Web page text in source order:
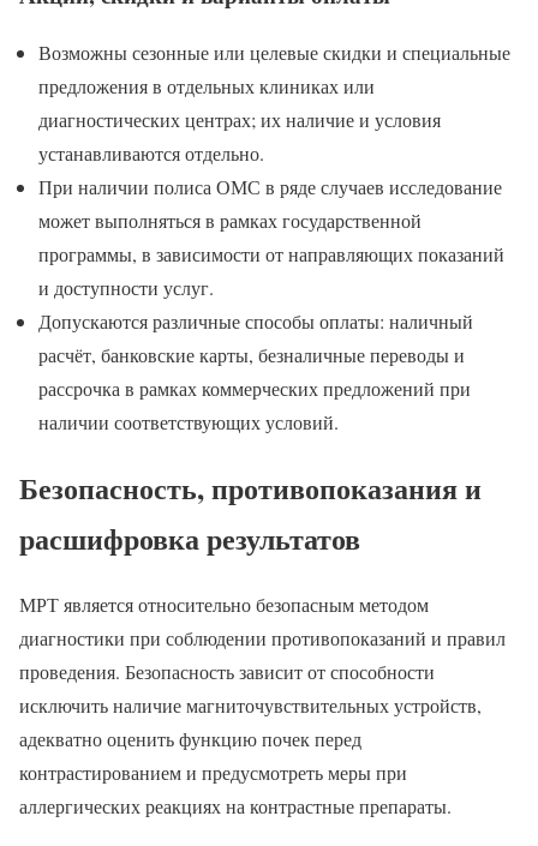
Возможны сезонные или целевые скидки и специальные
предложения в отдельных клиниках или
диагностических центрах; их наличие и условия
устанавливаются отдельно.
При наличии полиса ОМС в ряде случаев исследование
может выполняться в рамках государственной
программы, в зависимости от направляющих показаний
и доступности услуг.
Допускаются различные способы оплаты: наличный
расчёт, банковские карты, безналичные переводы и
рассрочка в рамках коммерческих предложений при
наличии соответствующих условий.
Безопасность, противопоказания и
расшифровка результатов
МРТ является относительно безопасным методом
диагностики при соблюдении противопоказаний и правил
проведения. Безопасность зависит от способности
исключить наличие магниточувствительных устройств,
адекватно оценить функцию почек перед
контрастированием и предусмотреть меры при
аллергических реакциях на контрастные препараты.